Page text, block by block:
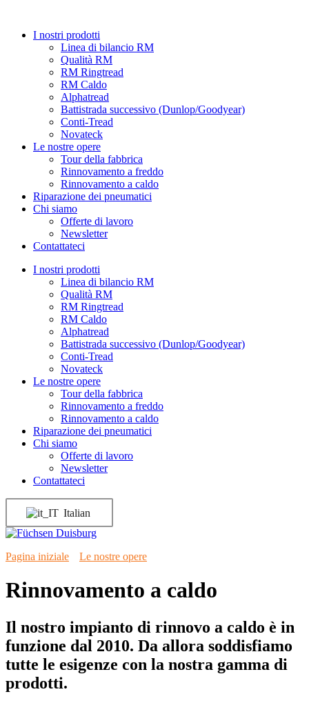
contenutoI nostri prodotti
Linea di bilancio RM
Qualità RM
RM Ringtread
RM Caldo
Alphatread
Battistrada successivo (Dunlop/Goodyear)
Conti-Tread
Novateck
Le nostre opere
Tour della fabbrica
Rinnovamento a freddo
Rinnovamento a caldo
Riparazione dei pneumatici
Chi siamo
Offerte di lavoro
Newsletter
Contattateci
I nostri prodotti
Linea di bilancio RM
Qualità RM
RM Ringtread
RM Caldo
Alphatread
Battistrada successivo (Dunlop/Goodyear)
Conti-Tread
Novateck
Le nostre opere
Tour della fabbrica
Rinnovamento a freddo
Rinnovamento a caldo
Riparazione dei pneumatici
Chi siamo
Offerte di lavoro
Newsletter
Contattateci
Italian
Pagina iniziale Le nostre opere
Rinnovamento a caldo
Il nostro impianto di rinnovo a caldo è in
funzione dal 2010. Da allora soddisfiamo
tutte le esigenze con la nostra gamma di
prodotti.